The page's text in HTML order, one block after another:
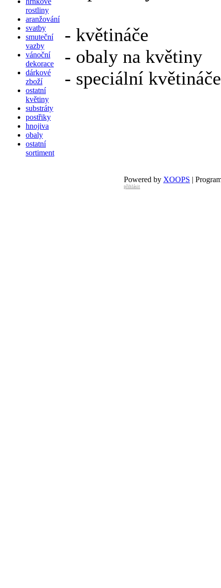
rostliny
aranžování
svatby
smuteční
vazby
vánoční
dekorace
dárkové
zboží
ostatní
květiny
substráty
postřiky
hnojiva
obaly
ostatní
sortiment
- květináče
- obaly na květiny
- speciální
Powered by XOOPS |
přihlásit